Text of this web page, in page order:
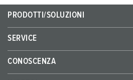
PRODOTTI/SOLUZIONI
SERVICE
CONOSCENZA